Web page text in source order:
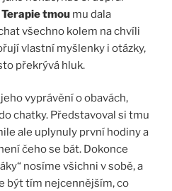
Terapie tmou mu dala
všechno kolem na chvíli
vlastní myšlenky i otázky,
překrývá hluk.
vyprávění o obavách,
chatky. Představoval si tmu
ale uplynuly první hodiny a
čeho se bát. Dokonce
nosíme všichni v sobě, a
být tím nejcennějším, co